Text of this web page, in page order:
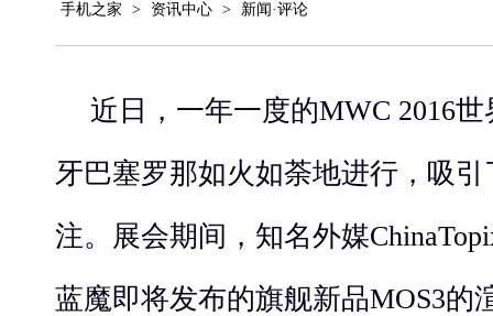
手机之家 > 资讯中心 > 新闻·评论
近日，一年一度的MWC 2016
牙巴塞罗那如火如荼地进行，吸
注。展会期间，知名外媒
蓝魔即将发布的旗舰新品MOS3的